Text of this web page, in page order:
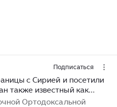
Подписаться
с Сирией и посетили
также известный как
монастырь Святого
Ортодоксальной